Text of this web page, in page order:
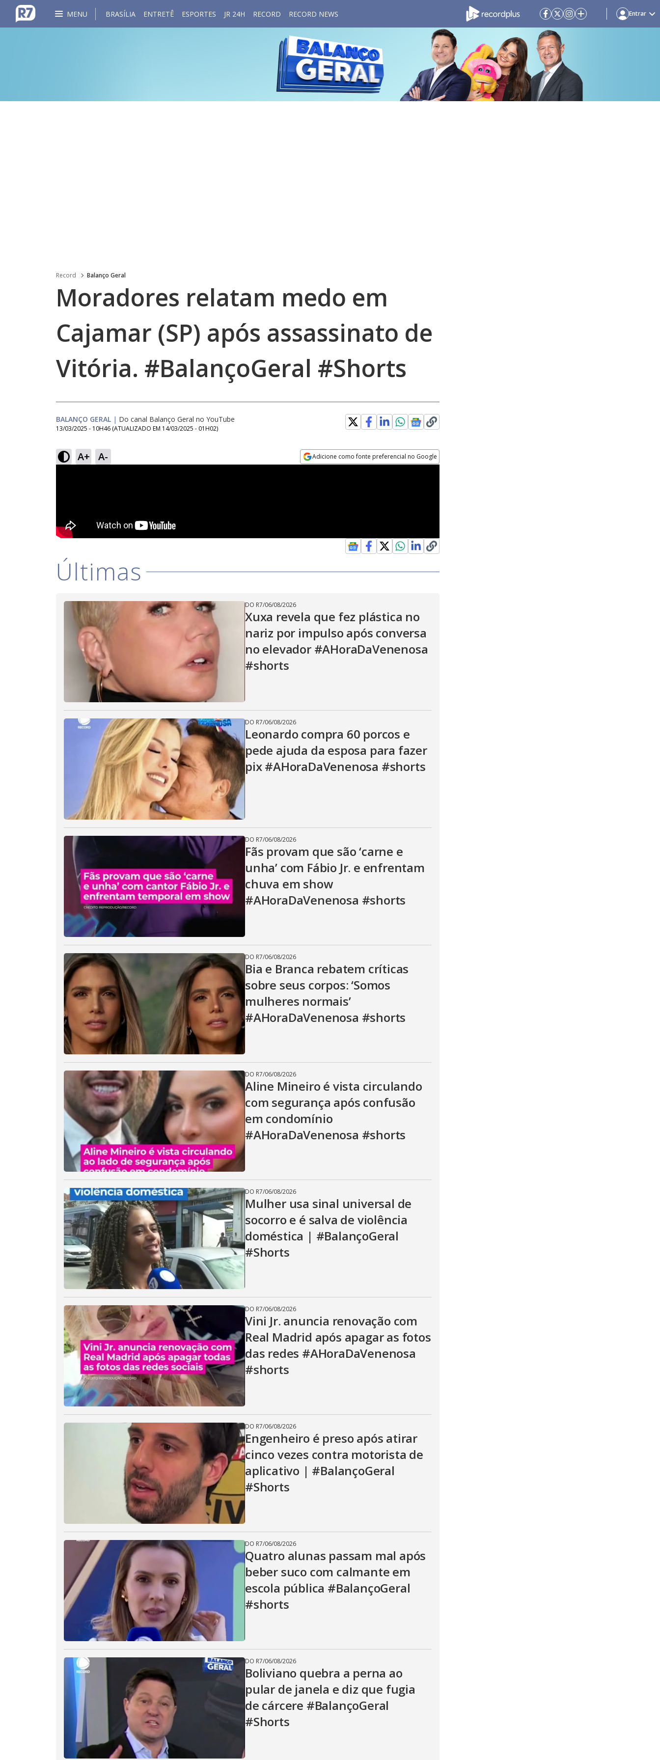
MENU BRASÍLIA ENTRETÊ ESPORTES JR 24H RECORD RECORD NEWS Entrar
Record Balanço Geral
Moradores relatam medo em
Cajamar (SP) após assassinato de
Vitória. #BalançoGeral #Shorts
BALANÇO GERAL | Do canal Balanço Geral no YouTube
13/03/2025 - 10H46 (ATUALIZADO EM 14/03/2025 - 01H02)
A+ A- Adicione como fonte preferencial no Google
Últimas
DO R7/06/08/2026
Xuxa revela que fez plástica no
nariz por impulso após conversa
no elevador #AHoraDaVenenosa
#shorts
DO R7/06/08/2026
Leonardo compra 60 porcos e
pede ajuda da esposa para fazer
pix #AHoraDaVenenosa #shorts
DO R7/06/08/2026
Fãs provam que são ‘carne e
unha’ com Fábio Jr. e enfrentam
chuva em show
#AHoraDaVenenosa #shorts
DO R7/06/08/2026
Bia e Branca rebatem críticas
sobre seus corpos: ‘Somos
mulheres normais’
#AHoraDaVenenosa #shorts
DO R7/06/08/2026
Aline Mineiro é vista circulando
com segurança após confusão
em condomínio
#AHoraDaVenenosa #shorts
DO R7/06/08/2026
Mulher usa sinal universal de
socorro e é salva de violência
doméstica | #BalançoGeral
#Shorts
DO R7/06/08/2026
Vini Jr. anuncia renovação com
Real Madrid após apagar as fotos
das redes #AHoraDaVenenosa
#shorts
DO R7/06/08/2026
Engenheiro é preso após atirar
cinco vezes contra motorista de
aplicativo | #BalançoGeral
#Shorts
DO R7/06/08/2026
Quatro alunas passam mal após
beber suco com calmante em
escola pública #BalançoGeral
#shorts
DO R7/06/08/2026
Boliviano quebra a perna ao
pular de janela e diz que fugia
de cárcere #BalançoGeral
#Shorts